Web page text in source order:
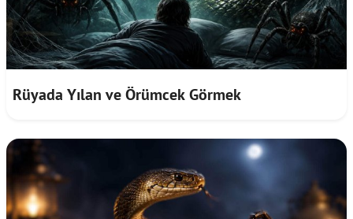
Rüyada Yılan ve Örümcek Görmek